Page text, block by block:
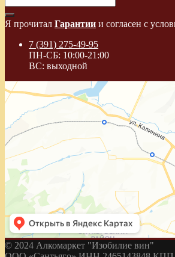
Я прочитал Гарантии и согласен с
7 (391) 275-49-95
ПН-СБ: 10:00-21:00
ВС: выходной
© 2024 Алкомаркет "Изобилие вин"